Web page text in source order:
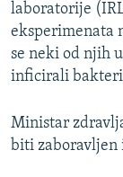
laboratorije
eksperimenata
se neki od njih
inficirali
Ministar
biti zaboravljen